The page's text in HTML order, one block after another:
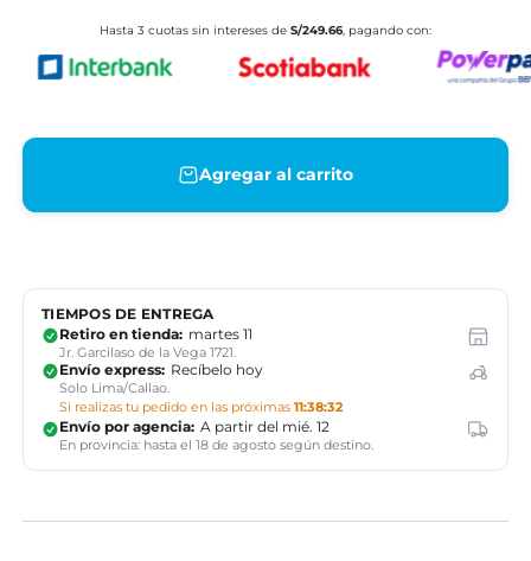
Hasta 3 cuotas sin intereses deS/249.66, pagando con:
TIEMPOS DE ENTREGA
Retiro en tienda: martes 11
Jr. Garcilaso de la Vega 1721.
Envío express: Recíbelo hoy
Solo Lima/Callao.
En provincia: hasta el 18 de agosto según destino.